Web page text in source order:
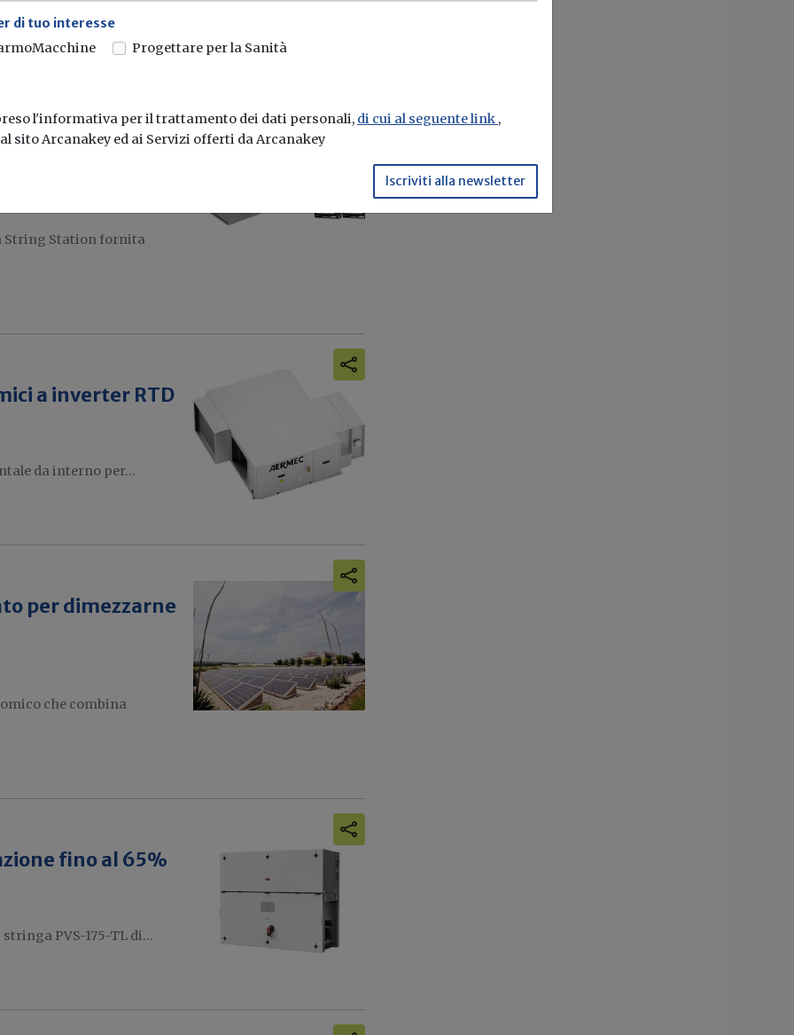
con inverter
String Station fornita
a inverter RTD
da interno per...
per dimezzarne
che combina
fino al 65%
PVS-175-TL di...
di tuo interesse
Progettare per la Sanità
l'informativa per il trattamento dei dati personali, di cui al seguente link ,
sito Arcanakey ed ai Servizi offerti da Arcanakey
Iscriviti alla newsletter